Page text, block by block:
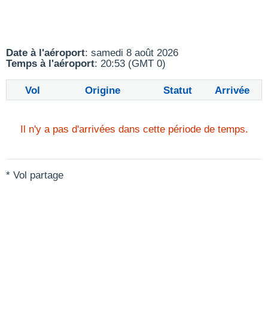
Date à l'aéroport: samedi 8 août 2026
Temps à l'aéroport: 20:53 (GMT 0)
Vol Origine Statut Arrivée
Il n'y a pas d'arrivées dans cette période de temps.
* Vol partage